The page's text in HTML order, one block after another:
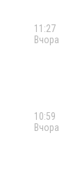
11:27
Вчора
10:59
Вчора